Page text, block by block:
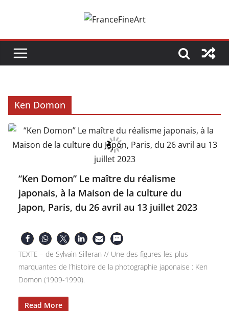
Ken Domon
“Ken Domon” Le maître du réalisme
japonais, à la Maison de la culture du
Japon, Paris, du 26 avril au 13 juillet 2023
TEXTE – de Sylvain Silleran // Une des figures les plus
marquantes de l’histoire de la photographie japonaise : Ken
Domon (1909-1990).
Read More